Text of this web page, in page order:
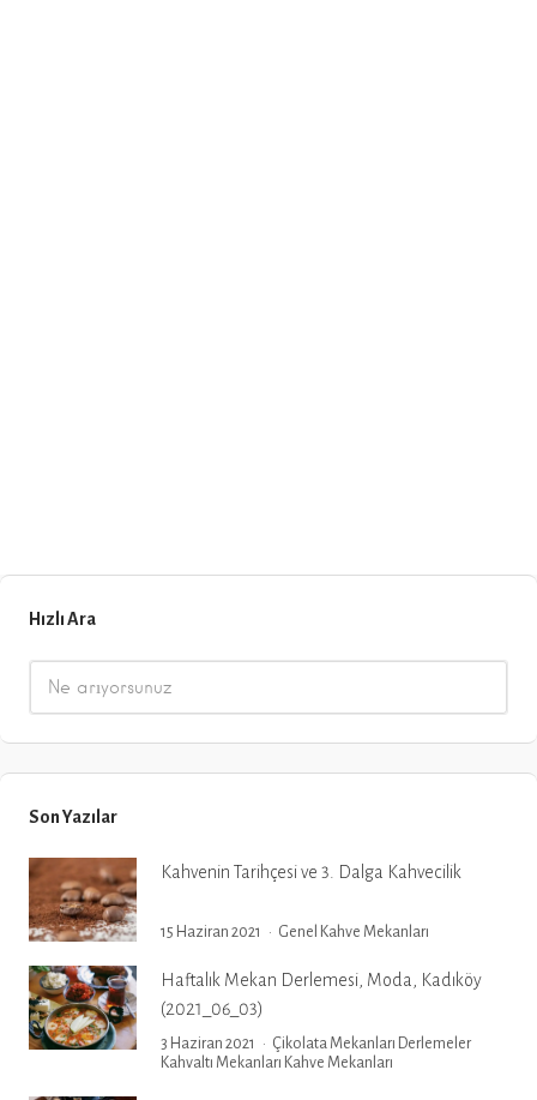
Hızlı Ara
Son Yazılar
Kahvenin Tarihçesi ve 3. Dalga Kahvecilik
15 Haziran 2021 Genel Kahve Mekanları
Haftalık Mekan Derlemesi, Moda, Kadıköy
(2021_06_03)
3 Haziran 2021 Çikolata Mekanları Derlemeler
Kahvaltı Mekanları Kahve Mekanları